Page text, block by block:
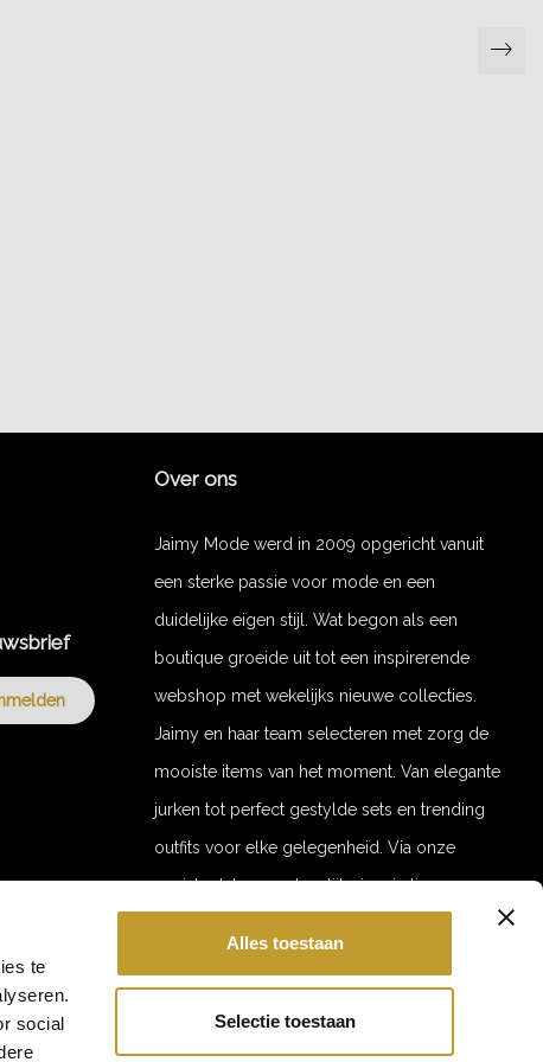
te
social
Alles toestaan
Selectie toestaan
Over ons
Jaimy Mode werd in 2009 opgericht vanuit
een sterke passie voor mode en een
duidelijke eigen stijl. Wat begon als een
boutique groeide uit tot een inspirerende
webshop met wekelijks nieuwe collecties.
Jaimy en haar team selecteren met zorg de
mooiste items van het moment. Van elegante
jurken tot perfect gestylde sets en trending
outfits voor elke gelegenheid. Via onze
socials delen we dagelijks inspiratie en
Hi babe 💕
Ontvang 10% korting op je eerste bestelling.